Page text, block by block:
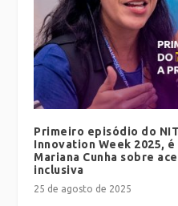
Primeiro episódio do
Innovation Week 2025,
Mariana Cunha sobre
inclusiva
25 de agosto de 2025